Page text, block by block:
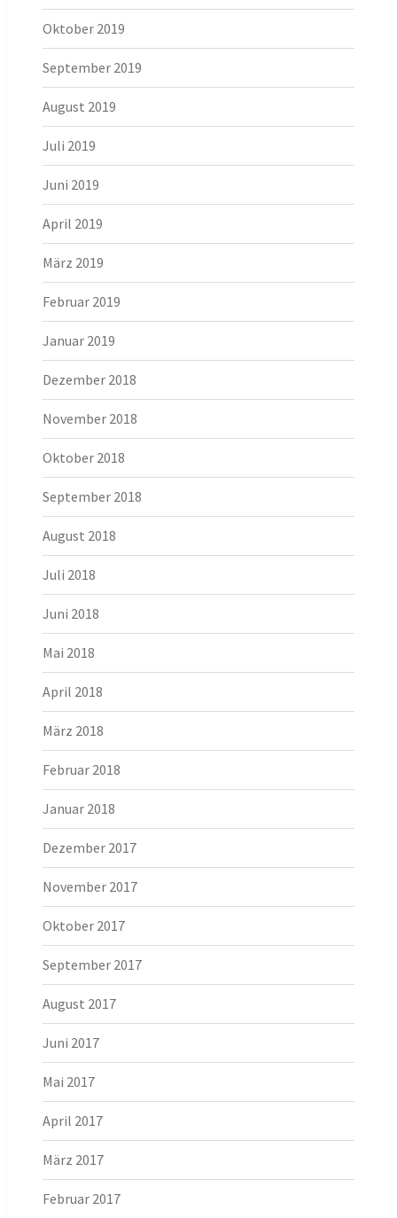
Oktober 2019
September 2019
August 2019
Juli 2019
Juni 2019
April 2019
März 2019
Februar 2019
Januar 2019
Dezember 2018
November 2018
Oktober 2018
September 2018
August 2018
Juli 2018
Juni 2018
Mai 2018
April 2018
März 2018
Februar 2018
Januar 2018
Dezember 2017
November 2017
Oktober 2017
September 2017
August 2017
Juni 2017
Mai 2017
April 2017
März 2017
Februar 2017